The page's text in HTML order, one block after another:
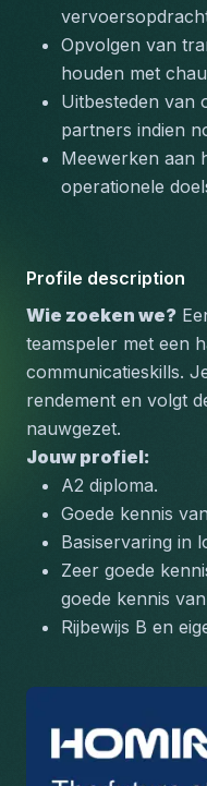
Opvolgen van
houden met
Uitbesteden van
partners indien
Meewerken aan
operationele
Profile description
Wie zoeken we?
teamspeler met een
communicatieskills.
rendement en volgt
nauwgezet.
Jouw profiel:
A2 diploma.
Goede kennis
Basiservaring in
Zeer goede
goede kennis
Rijbewijs B en